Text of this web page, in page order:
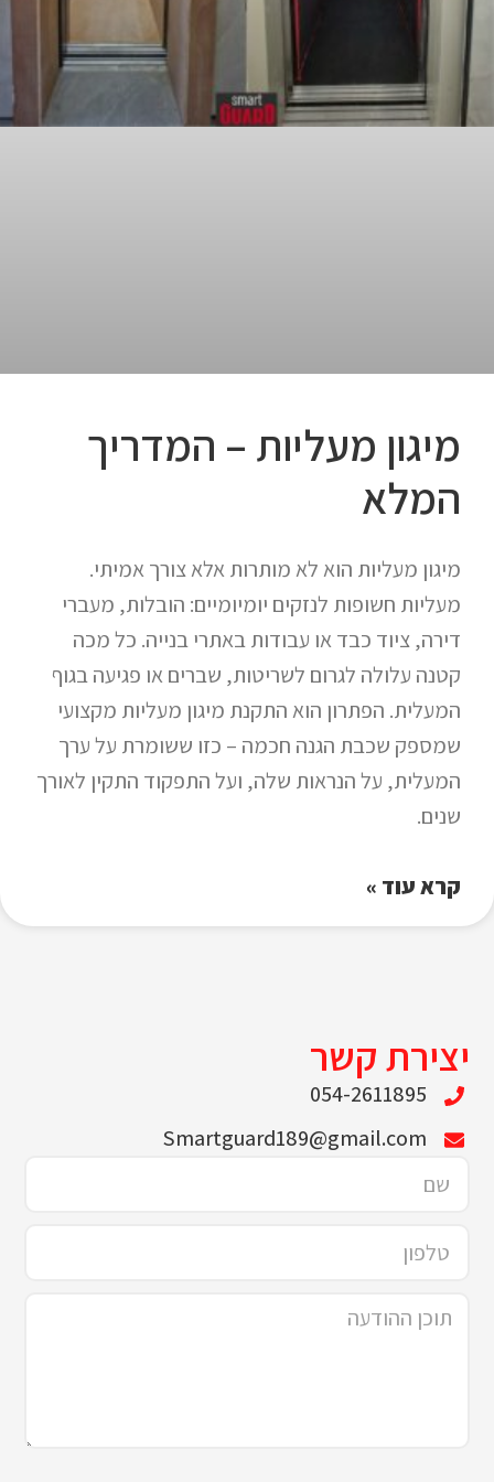
מיגון מעליות – המדריך
המלא
מיגון מעליות הוא לא מותרות אלא צורך אמיתי.
מעליות חשופות לנזקים יומיומיים: הובלות, מעברי
דירה, ציוד כבד או עבודות באתרי בנייה. כל מכה
קטנה עלולה לגרום לשריטות, שברים או פגיעה בגוף
המעלית. הפתרון הוא התקנת מיגון מעליות מקצועי
שמספק שכבת הגנה חכמה – כזו ששומרת על ערך
המעלית, על הנראות שלה, ועל התפקוד התקין לאורך
שנים.
קרא עוד »
יצירת קשר
054-2611895
Smartguard189@gmail.com